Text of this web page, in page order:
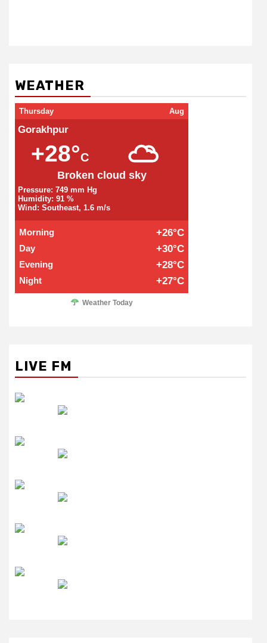
WEATHER
Thursday Aug
Gorakhpur
+28°C
Broken cloud sky
Pressure: 749 mm Hg
Humidity: 91 %
Wind: Southeast, 1.6 m/s
Morning +26°C
Day +30°C
Evening +28°C
Night +27°C
Weather Today
LIVE FM